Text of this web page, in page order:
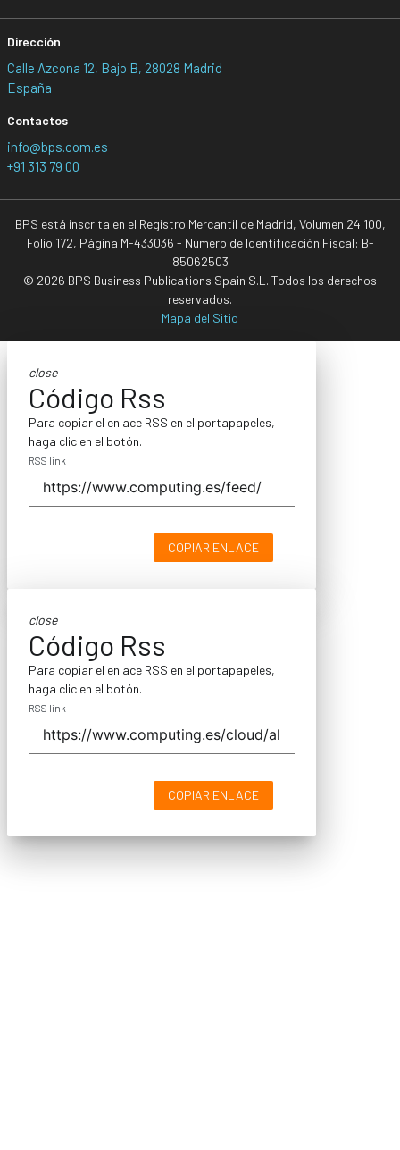
Dirección
Calle Azcona 12, Bajo B, 28028 Madrid
España
Contactos
info@bps.com.es
+91 313 79 00
BPS está inscrita en el Registro Mercantil de Madrid, Volumen 24.100,
Folio 172, Página M-433036 - Número de Identificación Fiscal: B-
85062503
© 2026 BPS Business Publications Spain S.L. Todos los derechos
reservados.
Mapa del Sitio
close
Código Rss
Para copiar el enlace RSS en el portapapeles,
haga clic en el botón.
RSS link
COPIAR ENLACE
close
Código Rss
Para copiar el enlace RSS en el portapapeles,
haga clic en el botón.
RSS link
COPIAR ENLACE